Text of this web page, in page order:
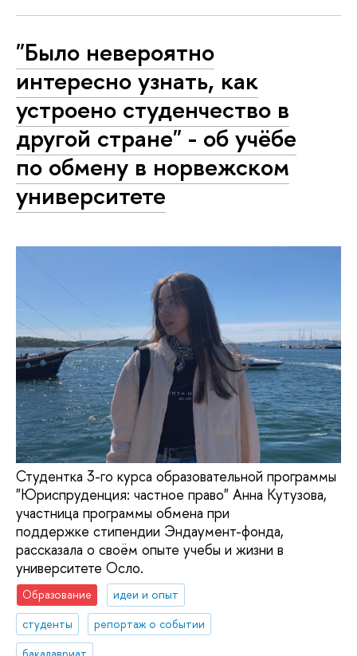
"Было невероятно
интересно узнать, как
устроено студенчество в
другой стране" - об учёбе
по обмену в норвежском
университете
Студентка 3-го курса образовательной программы
"Юриспруденция: частное право" Анна Кутузова,
участница программы обмена при
поддержке стипендии Эндаумент-фонда,
рассказала о своём опыте учебы и жизни в
университете Осло.
Образование
идеи и опыт
студенты
репортаж о событии